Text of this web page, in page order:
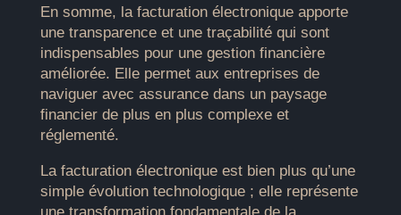
En somme, la facturation électronique apporte
une transparence et une traçabilité qui sont
indispensables pour une gestion financière
améliorée. Elle permet aux entreprises de
naviguer avec assurance dans un paysage
financier de plus en plus complexe et
réglementé.
La facturation électronique est bien plus qu’une
simple évolution technologique ; elle représente